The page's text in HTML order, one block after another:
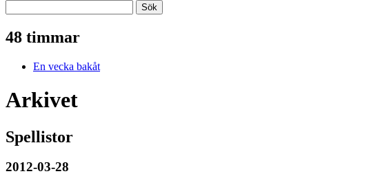
48 timmar
En vecka bakåt
Arkivet
Spellistor
2012-03-28